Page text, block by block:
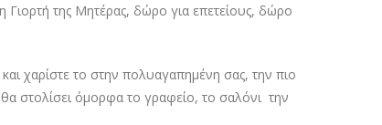
Γιορτή της Μητέρας, δώρο για επετείους, δώρο
χαρίστε το στην πολυαγαπημένη σας, την πιο
στολίσει όμορφα το γραφείο, το σαλόνι την